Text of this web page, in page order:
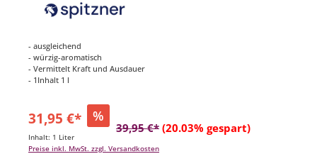
- ausgleichend
- würzig-aromatisch
- Vermittelt Kraft und Ausdauer
- 1Inhalt 1 l
31,95 €* %
39,95 €* (20.03% gespart)
Inhalt: 1 Liter
Preise inkl. MwSt. zzgl. Versandkosten